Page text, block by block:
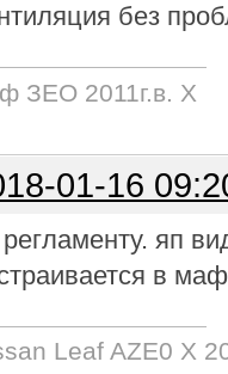
без
ЗЕО 2011г.в. Х
01-16
яп
в
Leaf AZE0 X